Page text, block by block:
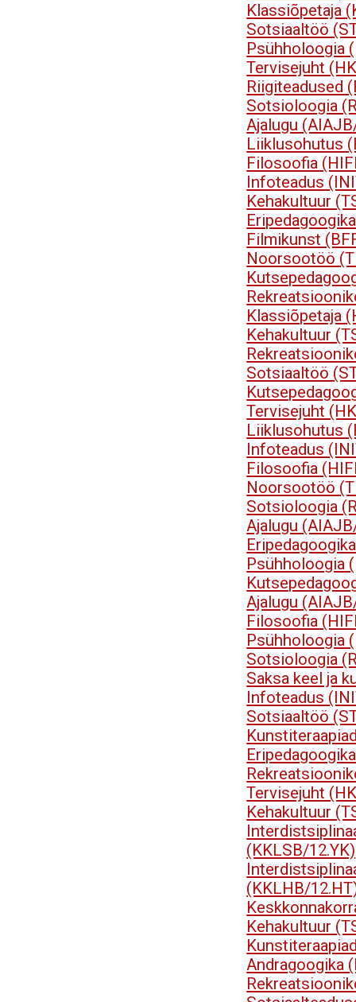
Klassiõpetaja
Sotsiaaltöö
Psühholoogia
Tervisejuht
Riigiteadused
Sotsioloogia
Ajalugu
Liiklusohutus
Filosoofia
Infoteadus
Kehakultuur
Filmikunst
Noorsootöö
Klassiõpetaja
Kehakultuur
Sotsiaaltöö
Tervisejuht
Liiklusohutus
Infoteadus
Filosoofia
Noorsootöö
Sotsioloogia
Ajalugu
Psühholoogia
Ajalugu
Filosoofia
Psühholoogia
Sotsioloogia
Saksa keel ja
Infoteadus
Sotsiaaltöö
Tervisejuht
Kehakultuur
(KKLSB/12.YK)
(KKLHB/
Kehakultuur
Andragoogika